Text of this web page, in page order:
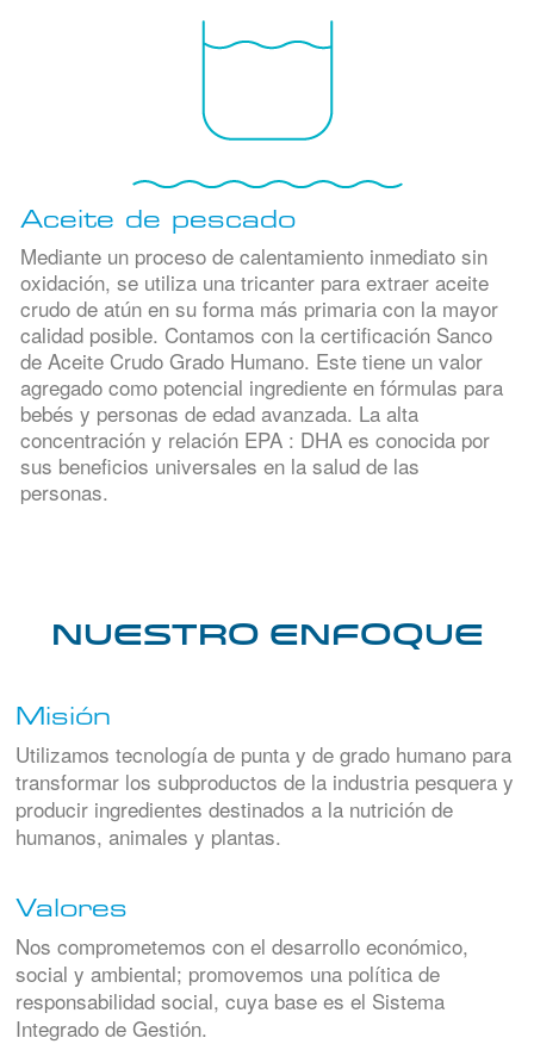
Aceite de pescado
Mediante un proceso de calentamiento inmediato sin
oxidación, se utiliza una tricanter para extraer aceite
crudo de atún en su forma más primaria con la mayor
calidad posible. Contamos con la certificación Sanco
de Aceite Crudo Grado Humano. Este tiene un valor
agregado como potencial ingrediente en fórmulas para
bebés y personas de edad avanzada. La alta
concentración y relación EPA : DHA es conocida por
sus beneficios universales en la salud de las
personas.
Nuestro Enfoque
Misión
Utilizamos tecnología de punta y de grado humano para
transformar los subproductos de la industria pesquera y
producir ingredientes destinados a la nutrición de
humanos, animales y plantas.
Valores
Nos comprometemos con el desarrollo económico,
social y ambiental; promovemos una política de
responsabilidad social, cuya base es el Sistema
Integrado de Gestión.